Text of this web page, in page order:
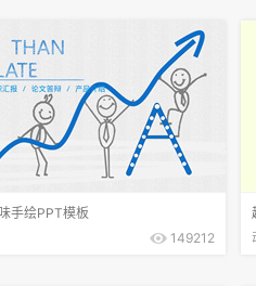
手绘PPT模板
149212